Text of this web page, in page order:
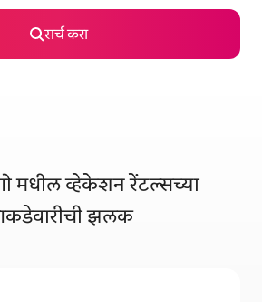
सर्च करा
मधील व्हेकेशन रेंटल्सच्या
झलक